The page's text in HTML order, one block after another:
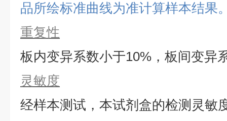
品所绘标准曲线为准计算样本结果
重复性
板内变异系数小于10%，板间变异
灵敏度
经样本测试，本试剂盒的检测灵敏